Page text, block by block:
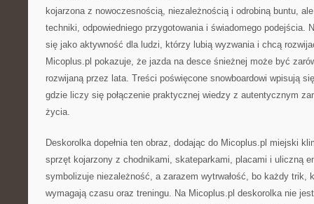
kojarzona z nowoczesnością, niezależnością i odrobiną buntu,
techniki, odpowiedniego przygotowania i świadomego podejścia.
się jako aktywność dla ludzi, którzy lubią wyzwania i chcą
Micoplus.pl pokazuje, że jazda na desce śnieżnej może być
rozwijaną przez lata. Treści poświęcone snowboardowi wpisują
gdzie liczy się połączenie praktycznej wiedzy z autentycznym
życia.
Deskorolka dopełnia ten obraz, dodając do Micoplus.pl miejski
sprzęt kojarzony z chodnikami, skateparkami, placami i uliczną
symbolizuje niezależność, a zarazem wytrwałość, bo każdy trik,
wymagają czasu oraz treningu. Na Micoplus.pl deskorolka nie